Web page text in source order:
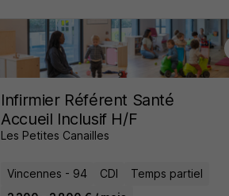
Infirmier Référent Santé
Accueil Inclusif H/F
Les Petites Canailles
Vincennes - 94 CDI
Temps partiel